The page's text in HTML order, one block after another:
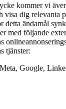
kommer vi
visa dig relevanta
detta ändamål
med följande
tjänster:
Google,